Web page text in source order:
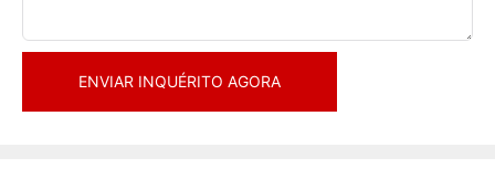
ENVIAR INQUÉRITO AGORA